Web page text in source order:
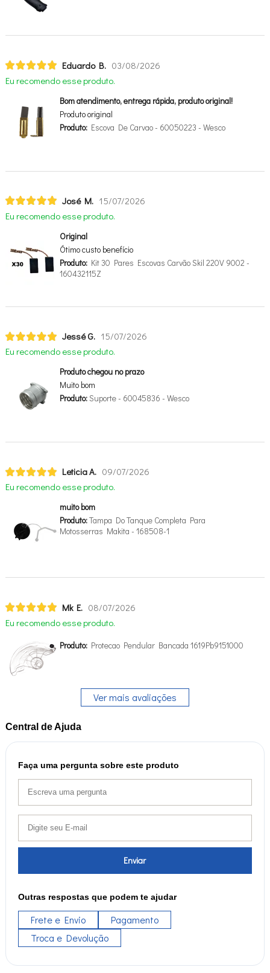
Eduardo B. 03/08/2026
Eu recomendo esse produto.
Bom atendimento, entrega rápida, produto original!
Produto original
Produto:Escova De Carvao - 60050223 - Wesco
José M. 15/07/2026
Eu recomendo esse produto.
Original
Ótimo custo benefício
Produto:Kit 30 Pares Escovas Carvão Skil 220V 9002 -
160432115Z
Jessé G. 15/07/2026
Eu recomendo esse produto.
Produto chegou no prazo
Muito bom
Produto:Suporte - 60045836 - Wesco
Leticia A. 09/07/2026
Eu recomendo esse produto.
muito bom
Produto:Tampa Do Tanque Completa Para
Motosserras Makita - 168508-1
Mk E. 08/07/2026
Eu recomendo esse produto.
Produto:Protecao Pendular Bancada 1619Pb9151000
Ver mais avaliações
Central de Ajuda
Faça uma pergunta sobre este produto
Enviar
Outras respostas que podem te ajudar
Frete e Envio
Pagamento
Troca e Devolução